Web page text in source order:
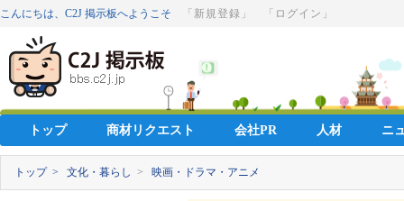
こんにちは、C2J 掲示板へようこそ 「新規登録」 「ログイン」
トップ 商材リクエスト 会社PR 人材 ニ
トップ > 文化・暮らし > 映画・ドラマ・アニメ